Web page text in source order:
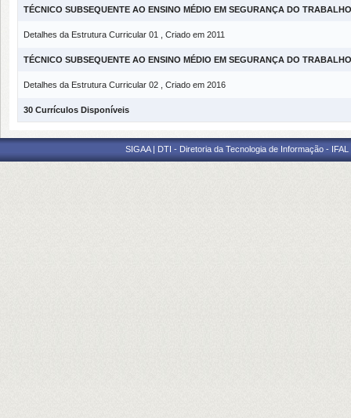
TÉCNICO SUBSEQUENTE AO ENSINO MÉDIO EM SEGURANÇA DO TRABALHO
Detalhes da Estrutura Curricular 01 , Criado em 2011
TÉCNICO SUBSEQUENTE AO ENSINO MÉDIO EM SEGURANÇA DO TRABALHO
Detalhes da Estrutura Curricular 02 , Criado em 2016
30 Currículos Disponíveis
SIGAA | DTI - Diretoria da Tecnologia de Informação -